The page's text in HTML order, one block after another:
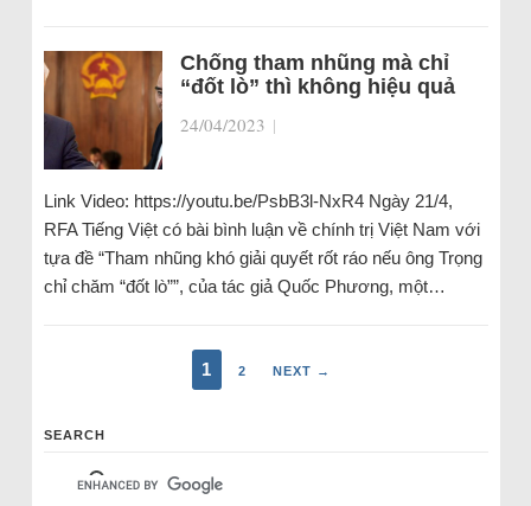
Chống tham nhũng mà chỉ
“đốt lò” thì không hiệu quả
24/04/2023 |
Link Video: https://youtu.be/PsbB3l-NxR4 Ngày 21/4,
RFA Tiếng Việt có bài bình luận về chính trị Việt Nam với
tựa đề “Tham nhũng khó giải quyết rốt ráo nếu ông Trọng
chỉ chăm “đốt lò””, của tác giả Quốc Phương, một…
1 2 NEXT →
SEARCH